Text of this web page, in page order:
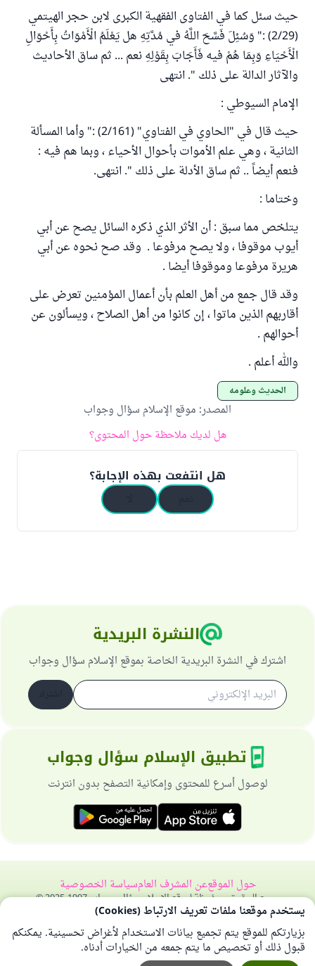
حيث سئل كما في الفتاوى الفقهية الكبرى لابن حجر الهيتمي
(2/29) :" وَسُئِلَ فَسَّحَ اللَّهُ في مُدَّتِهِ هل يَعْلَمُ الْأَمْوَاتُ بِأَحْوَالِ
الْأَحْيَاءِ وَبِمَا هُمْ فيه فَأَجَابَ بِقَوْلِهِ نعم ... ثم ساق الأحاديث
والآثار الدالة على ذلك ". انتهى
الإمام السيوطي :
حيث قال في "الحاوي في الفتاوي" (2/161) :" وأما المسألة
الثانية ، وهي علم الأموات بأحوال الأحياء ، وبما هم فيه :
فنعم أيضاً .. ثم ساق الأدلة على ذلك ". انتهى.
وختاما :
يتلخص مما سبق : أن الأثر الذي ذكره السائل يصح عن أبي
أيوب موقوفا ، ولا يصح مرفوعا . وقد صح نحوه عن أبي
هريرة مرفوعا وموقوفا أيضا .
وقد قال جمع من أهل العلم بأن أعمال المؤمنين تعرض على
أقاربهم الذين ماتوا ، إن كانوا من أهل الصلاح ، ويسألون عن
أحوالهم .
والله أعلم .
الحديث وعلومه
المصدر: موقع الإسلام سؤال وجواب
هل لديك ملاحظة حول المحتوى؟
هل انتفعت بهذه الإجابة؟
النشرة البريدية
اشترك في النشرة البريدية الخاصة بموقع الإسلام سؤال وجواب
تطبيق الإسلام سؤال وجواب
لوصول أسرع للمحتوى وإمكانية التصفح بدون انترنت
حول الموقععن المشرف العامسياسة الخصوصية
جميع الحقوق محفوظة لموقع الإسلام سؤال وجواب 1997-2025 ©
يستخدم موقعنا ملفات تعريف الارتباط (Cookies)
بزيارتكم للموقع يتم تجميع بيانات الاستخدام لأغراض تحسينية. يمكنكم
قبول ذلك أو تخصيص ما يتم جمعه من الخيارات أدناه.